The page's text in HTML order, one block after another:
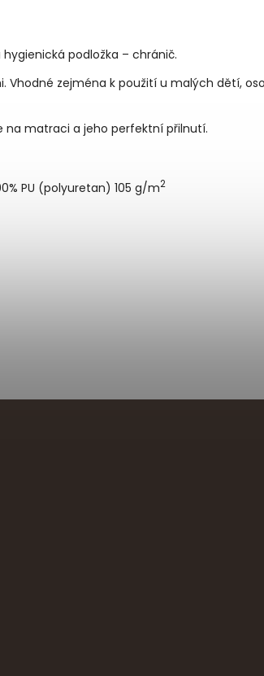
podložka – chránič.
Vhodné zejména k použití u malých dětí,
na matraci a jeho perfektní přilnutí.
PU (polyuretan) 105 g/m2